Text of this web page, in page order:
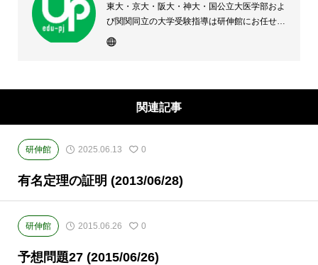
東大・京大・阪大・神大・国公立大医学部およ
び関関同立の大学受験指導は研伸館にお任せく
ださい。 大阪(上本町・天王寺・豊中)・兵庫
関連記事
研伸館 2025.06.13 0
有名定理の証明 (2013/06/28)
研伸館 2015.06.26 0
予想問題27 (2015/06/26)